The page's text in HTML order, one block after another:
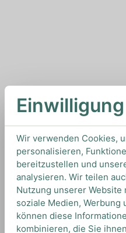
Wir verwenden Cookies,
personalisieren,
bereitzustellen und
analysieren. Wir teilen
Nutzung unserer
soziale Medien, Werbung
können diese
kombinieren, die Sie